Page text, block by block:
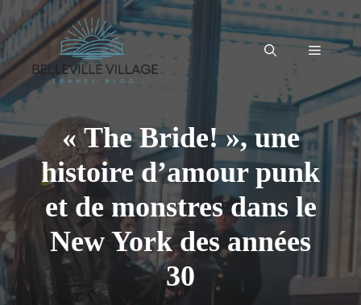
Aller
au
contenu
Menu
« The Bride! », une
histoire d’amour punk
et de monstres dans le
New York des années
30